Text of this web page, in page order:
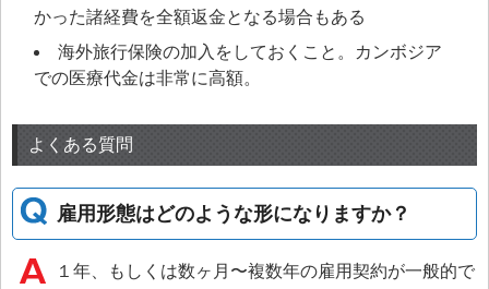
かった諸経費を全額返金となる場合もある
海外旅行保険の加入をしておくこと。カンボジア
での医療代金は非常に高額。
よくある質問
雇用形態はどのような形になりますか？
１年、もしくは数ヶ月〜複数年の雇用契約が一般的で